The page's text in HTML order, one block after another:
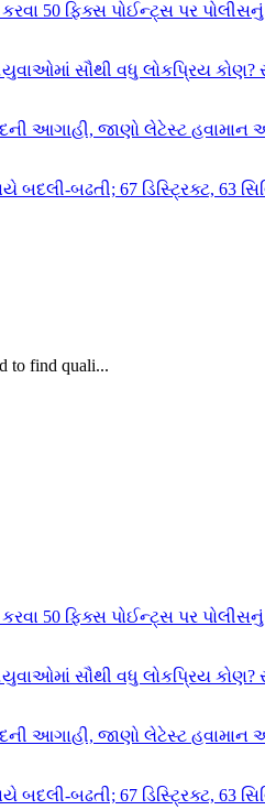
50 ફિક્સ પોઈન્ટ્સ પર
સૌથી વધુ લોકપ્રિય
આગાહી, જાણો લેટેસ્ટ હવામાન
પાયે બદલી-બઢતી; 67 ડિસ્ટ્રિક્ટ,
to find quali...
50 ફિક્સ પોઈન્ટ્સ પર
સૌથી વધુ લોકપ્રિય
આગાહી, જાણો લેટેસ્ટ હવામાન
પાયે બદલી-બઢતી; 67 ડિસ્ટ્રિક્ટ,